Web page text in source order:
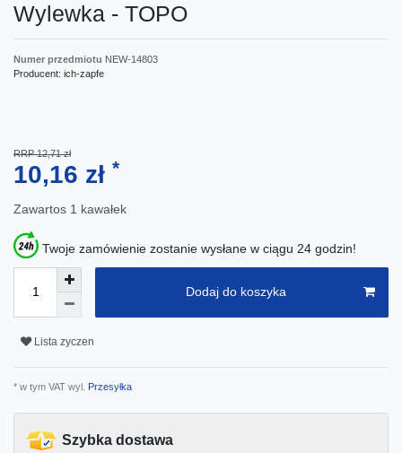
Wylewka - TOPO
Numer przedmiotu NEW-14803
Producent: ich-zapfe
RRP 12,71 zł
10,16 zł *
Zawartos 1 kawałek
Twoje zamówienie zostanie wysłane w ciągu 24 godzin!
Dodaj do koszyka
Lista zyczen
* w tym VAT wyl. Przesyłka
Szybka dostawa